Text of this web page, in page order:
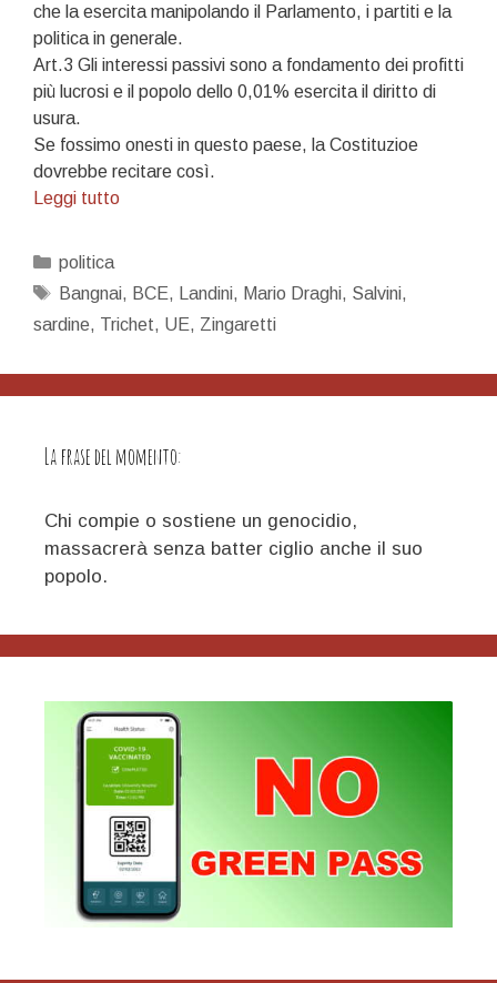
che la esercita manipolando il Parlamento, i partiti e la
politica in generale.
Art.3 Gli interessi passivi sono a fondamento dei profitti
più lucrosi e il popolo dello 0,01% esercita il diritto di
usura.
Se fossimo onesti in questo paese, la Costituzioe
dovrebbe recitare così.
Leggi tuttoBasta
zucchero
e
Categorie
politica
Tag
Bangnai, BCE, Landini, Mario Draghi, Salvini,
sardine, Trichet, UE, Zingaretti
La frase del momento:
Chi compie o sostiene un genocidio,
massacrerà senza batter ciglio anche il suo
popolo.